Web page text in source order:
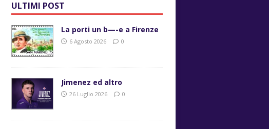
ULTIMI POST
La porti un b—-e a Firenze
6 Agosto 2026 0
Jimenez ed altro
26 Luglio 2026 0